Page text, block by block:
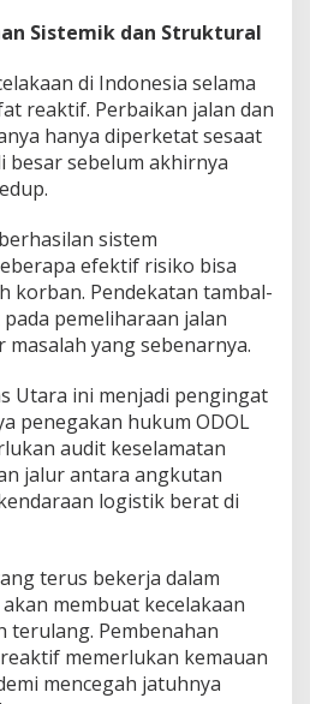
Sistemik dan Struktural
di Indonesia selama
reaktif. Perbaikan jalan dan
hanya diperketat sesaat
besar sebelum akhirnya
sistem
efektif risiko bisa
korban. Pendekatan tambal-
pemeliharaan jalan
yang sebenarnya.
Utara ini menjadi pengingat
penegakan hukum ODOL
audit keselamatan
jalur antara angkutan
logistik berat di
terus bekerja dalam
membuat kecelakaan
terulang. Pembenahan
memerlukan kemauan
mencegah jatuhnya